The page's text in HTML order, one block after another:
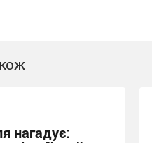
нагадує: